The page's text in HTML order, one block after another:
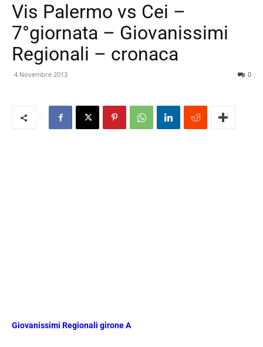
Vis Palermo vs Cei –
7°giornata – Giovanissimi
Regionali – cronaca
4 Novembre 2013 0
Giovanissimi Regionali girone A